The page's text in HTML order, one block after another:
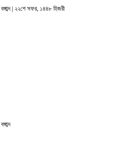
| ২২শে সফর, ১৪৪৮ হিজরী